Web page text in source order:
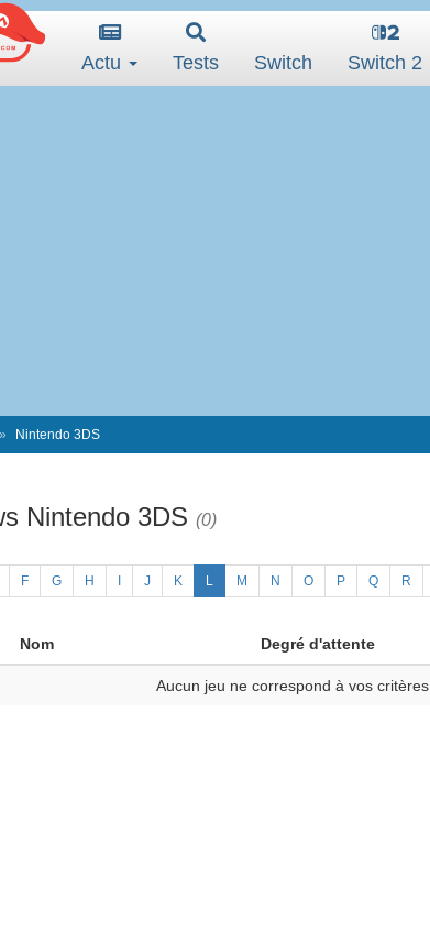
Actu Tests Switch Switch 2
Nintendo 3DS
Nintendo 3DS (0)
F G H J K L M N O P Q R
Nom Degré d'attente
Aucun jeu ne correspond à vos critères.